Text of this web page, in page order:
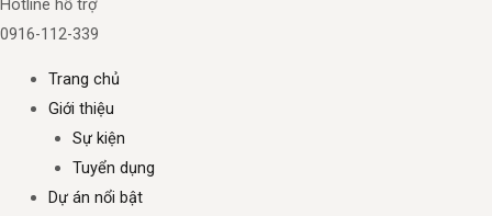
Hotline hỗ trợ
0916-112-339
Trang chủ
Giới thiệu
Sự kiện
Tuyển dụng
Dự án nổi bật